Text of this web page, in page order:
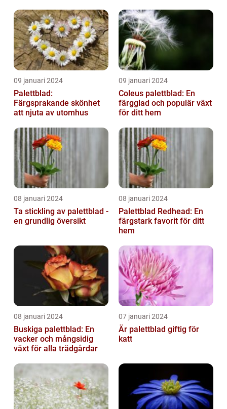
09 januari 2024
Palettblad:
Färgsprakande skönhet
att njuta av utomhus
09 januari 2024
Coleus palettblad: En
färgglad och populär växt
för ditt hem
08 januari 2024
Ta stickling av palettblad -
en grundlig översikt
08 januari 2024
Palettblad Redhead: En
färgstark favorit för ditt
hem
08 januari 2024
Buskiga palettblad: En
vacker och mångsidig
växt för alla trädgårdar
07 januari 2024
Är palettblad giftig för
katt